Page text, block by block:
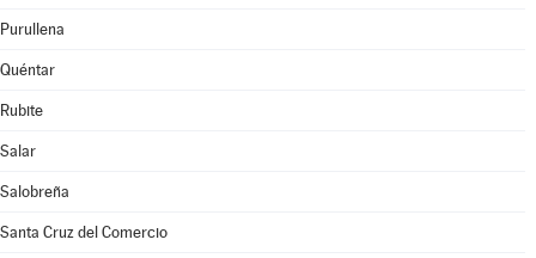
Purullena
Quéntar
Rubite
Salar
Salobreña
Santa Cruz del Comercio